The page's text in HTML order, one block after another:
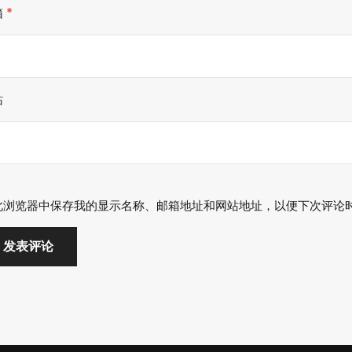
*
浏览器中保存我的显示名称、邮箱地址和网站地址，以便下次评论